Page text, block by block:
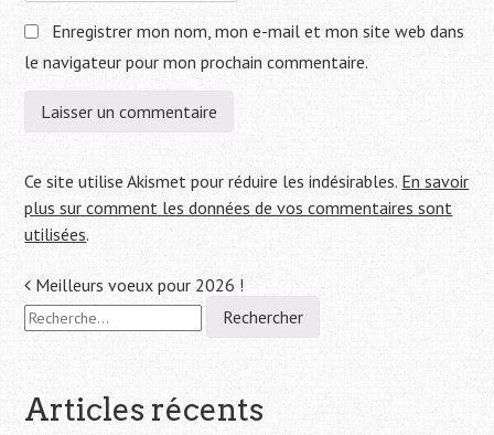
Enregistrer mon nom, mon e-mail et mon site web dans
le navigateur pour mon prochain commentaire.
Ce site utilise Akismet pour réduire les indésirables. En savoir
plus sur comment les données de vos commentaires sont
utilisées.
Navigation
de
l'article
Meilleurs voeux pour 2026 !
R
e
e
r
Articles récents